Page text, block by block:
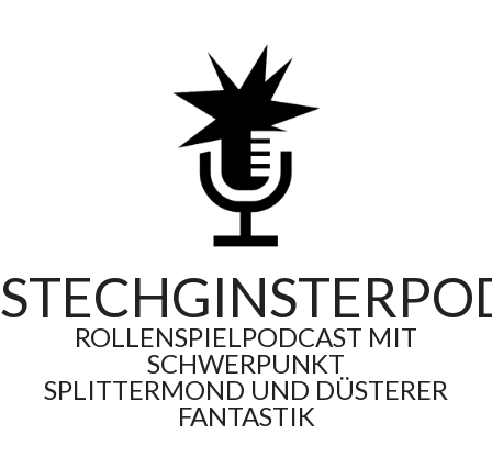
ROLLENSPIELPODCAST MIT
SCHWERPUNKT
SPLITTERMOND UND DÜSTERER
FANTASTIK